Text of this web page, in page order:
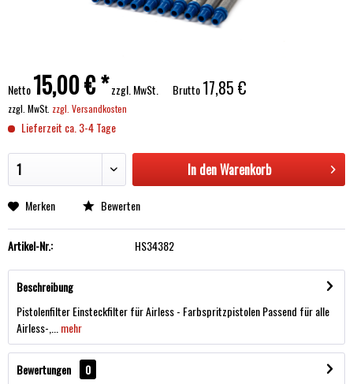
Netto15,00 € *zzgl. MwSt. Brutto17,85 €
zzgl. MwSt. zzgl. Versandkosten
Lieferzeit ca. 3-4 Tage
In denWarenkorb
Merken Bewerten
Artikel-Nr.: HS34382
Beschreibung
Pistolenfilter Einsteckfilter für Airless - Farbspritzpistolen Passend für alle
Airless-,...
mehr
Bewertungen 0